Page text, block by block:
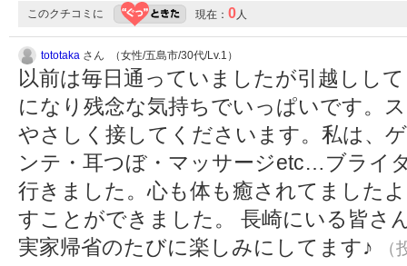
このクチコミに 現在： 0人
tototaka さん （女性/五島市/30代/Lv.1）
以前は毎日通っていましたが引越しし
になり残念な気持ちでいっぱいです。
やさしく接してくださいます。私は、
ンテ・耳つぼ・マッサージetc…ブライ
行きました。心も体も癒されてました
すことができました。 長崎にいる皆さ
実家帰省のたびに楽しみにしてます♪